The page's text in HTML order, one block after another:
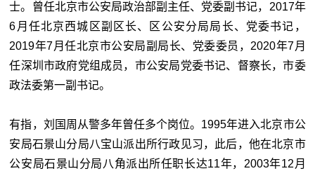
士。曾任北京市公安局政治部副主任、党委副书记，2017年
6月任北京西城区副区长、区公安分局局长、党委书记，
2019年7月任北京市公安局副局长、党委委员，2020年7月
任深圳市政府党组成员，市公安局党委书记、督察长，市委
政法委第一副书记。
有指，刘国周从警多年曾任多个岗位。1995年进入北京市公
安局石景山分局八宝山派出所行政见习，此后，他在北京市
公安局石景山分局八角派出所任职长达11年，2003年12月